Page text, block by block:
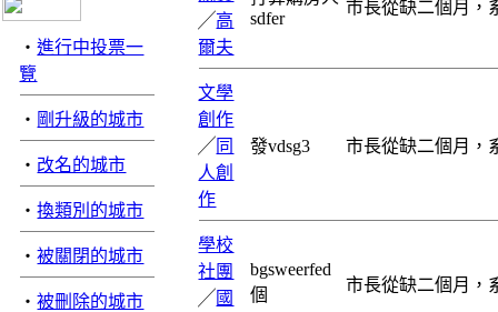
‧進行中投票一
覽
‧ 剛升級的城市
‧ 改名的城市
‧換類別的城市
‧被關閉的城市
‧被刪除的城市
╱高
爾夫
sdfer
市長從缺二個月，
文學
創作
╱ 同
人創
作
發vdsg3 市長從缺二個月，
學校
社團
╱ 國
bgsweerfed
個
市長從缺二個月，